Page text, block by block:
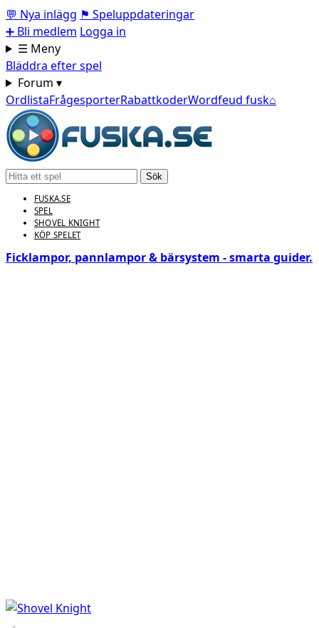
💬 Nya inlägg ⚑ Speluppdateringar
➕ Bli medlem Logga in
☰ Meny
Bläddra efter spel
Forum ▾
OrdlistaFrågesporterRabattkoderWordfeud fusk⌂
Sök
FUSKA.SE
SPEL
SHOVEL KNIGHT
KÖP SPELET
Ficklampor, pannlampor & bärsystem - smarta guider.